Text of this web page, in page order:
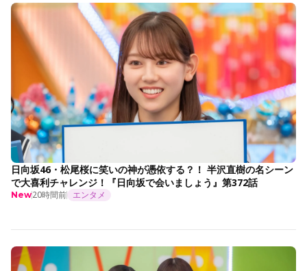
日向坂46・松尾桜に笑いの神が憑依する？！ 半沢直樹の名シーン
で大喜利チャレンジ！『日向坂で会いましょう』第372話
New20時間前 エンタメ